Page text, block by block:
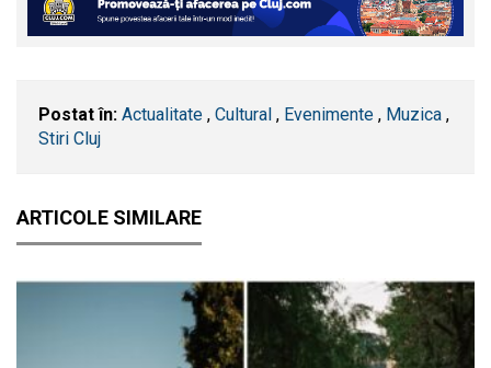
Postat în: Actualitate , Cultural , Evenimente , Muzica ,
Stiri Cluj
ARTICOLE SIMILARE